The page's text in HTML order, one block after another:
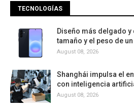
TECNOLOGÍAS
Diseño más delgado
tamaño y el peso de
August 08, 2026
Shanghái impulsa el
con inteligencia
August 08, 2026